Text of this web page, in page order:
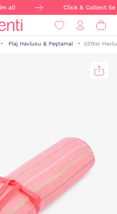
al! Click & Collect ile
Plaj Havlusu & Peştamal Glitter Havlu